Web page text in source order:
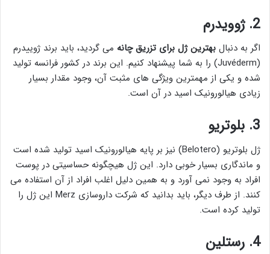
2. ژوویدرم
اگر به دنبال بهترین ژل برای تزریق چانه می گردید، باید برند ژوییدرم
(Juvéderm) را به شما پیشنهاد کنیم. این برند در کشور فرانسه تولید
شده و یکی از مهمترین ویژگی های مثبت آن، وجود مقدار بسیار
زیادی هیالورونیک اسید در آن است.
3. بلوتریو
ژل بلوتریو (Belotero) نیز بر پایه هیالورونیک اسید تولید شده است
و ماندگاری بسیار خوبی دارد. این ژل هیچگونه حساسیتی در پوست
افراد به وجود نمی آورد و به همین دلیل اغلب افراد از آن استفاده می
کنند. از طرف دیگر، باید بدانید که شرکت داروسازی Merz این ژل را
تولید کرده است.
4. رستلین